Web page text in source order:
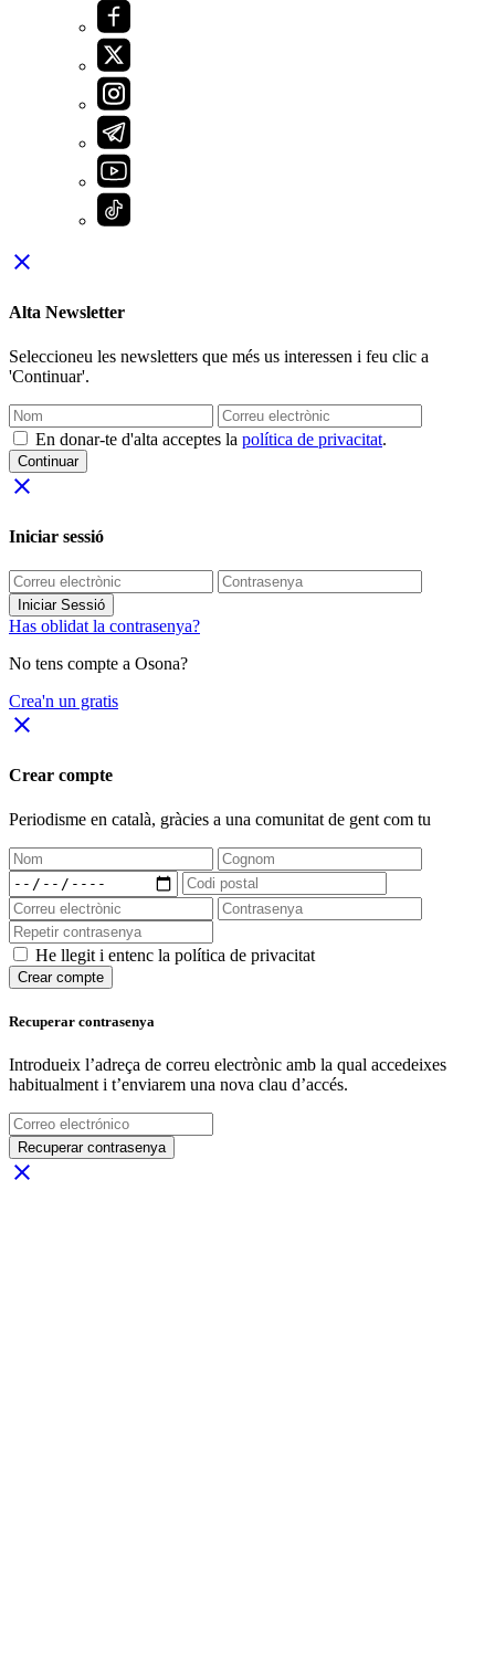
close
Alta Newsletter
Seleccioneu les newsletters que més us interessen i feu clic a
'Continuar'.
En donar-te d'alta acceptes la política de privacitat.
Continuar
close
Iniciar sessió
Iniciar Sessió
Has oblidat la contrasenya?
No tens compte a Osona?
Crea'n un gratis
close
Crear compte
Periodisme en català, gràcies a una comunitat de gent com tu
He llegit i entenc la política de privacitat
Crear compte
Recuperar contrasenya
Introdueix l’adreça de correu electrònic amb la qual accedeixes
habitualment i t’enviarem una nova clau d’accés.
Recuperar contrasenya
close